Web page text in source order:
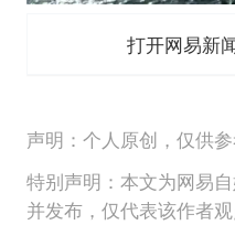
打开网易新
声明：个人原创，仅供
特别声明：本文为网易
并发布，仅代表该作者